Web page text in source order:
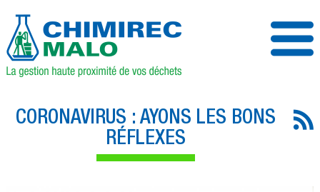
CORONAVIRUS : AYONS LES BONS
RÉFLEXES